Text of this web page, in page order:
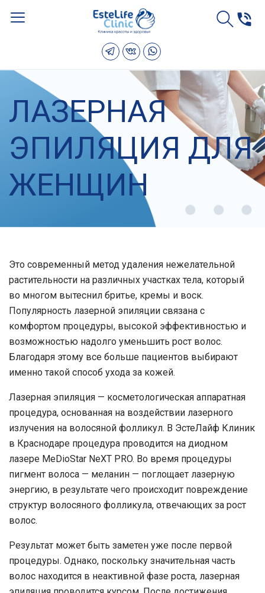
ЛАЗЕРНАЯ
ЭПИЛЯЦИЯ ДЛЯ
ЖЕНЩИН
Это современный метод удаления нежелательной
растительности на различных участках тела, который
во многом вытеснил бритье, кремы и воск.
Популярность лазерной эпиляции связана с
комфортом процедуры, высокой эффективностью и
возможностью надолго уменьшить рост волос.
Благодаря этому все больше пациентов выбирают
именно такой способ ухода за кожей.
Лазерная эпиляция — косметологическая аппаратная
процедура, основанная на воздействии лазерного
излучения на волосяной фолликул. В ЭстеЛайф Клиник
в Краснодаре процедура проводится на диодном
лазере MeDioStar NeXT PRO. Во время процедуры
пигмент волоса — меланин — поглощает лазерную
энергию, в результате чего происходит повреждение
структур волосяного фолликула, отвечающих за рост
волос.
Результат может быть заметен уже после первой
процедуры. Однако, поскольку значительная часть
волос находится в неактивной фазе роста, лазерная